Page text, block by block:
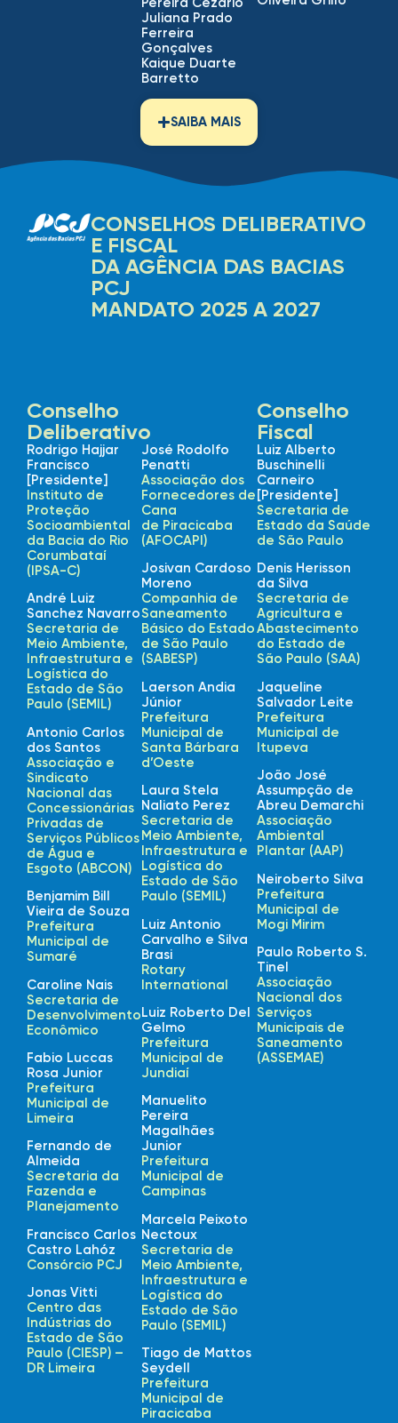
Juliana Prado
Ferreira
Gonçalves
Kaique Duarte
Barretto
SAIBA MAIS
CONSELHOS DELIBERATIVO
E FISCAL
DA AGÊNCIA DAS BACIAS
PCJ
MANDATO 2025 A 2027
Conselho
Deliberativo
Conselho
Fiscal
Rodrigo Hajjar
Francisco
[Presidente]
Instituto de
Proteção
Socioambiental
da Bacia do Rio
Corumbataí
(IPSA-C)
André Luiz
Sanchez Navarro
Secretaria de
Meio Ambiente,
Infraestrutura e
Logística do
Estado de São
Paulo (SEMIL)
Antonio Carlos
dos Santos
Associação e
Sindicato
Nacional das
Concessionárias
Privadas de
Serviços Públicos
de Água e
Esgoto (ABCON)
Benjamim Bill
Vieira de Souza
Prefeitura
Municipal de
Sumaré
Caroline Nais
Secretaria de
Desenvolvimento
Econômico
Fabio Luccas
Rosa Junior
Prefeitura
Municipal de
Limeira
Fernando de
Almeida
Secretaria da
Fazenda e
Planejamento
Francisco Carlos
Castro Lahóz
Consórcio PCJ
Jonas Vitti
Centro das
Indústrias do
Estado de São
Paulo (CIESP) –
DR Limeira
José Rodolfo
Penatti
Associação dos
Fornecedores de
Cana
de Piracicaba
(AFOCAPI)
Josivan Cardoso
Moreno
Companhia de
Saneamento
Básico do Estado
de São Paulo
(SABESP)
Laerson Andia
Júnior
Prefeitura
Municipal de
Santa Bárbara
d’Oeste
Laura Stela
Naliato Perez
Secretaria de
Meio Ambiente,
Infraestrutura e
Logística do
Estado de São
Paulo (SEMIL)
Luiz Antonio
Carvalho e Silva
Brasi
Rotary
International
Luiz Roberto Del
Gelmo
Prefeitura
Municipal de
Jundiaí
Manuelito
Pereira
Magalhães
Junior
Prefeitura
Municipal de
Campinas
Marcela Peixoto
Nectoux
Secretaria de
Meio Ambiente,
Infraestrutura e
Logística do
Estado de São
Paulo (SEMIL)
Tiago de Mattos
Seydell
Prefeitura
Municipal de
Piracicaba
Luiz Alberto
Buschinelli
Carneiro
[Presidente]
Secretaria de
Estado da Saúde
de São Paulo
Denis Herisson
da Silva
Secretaria de
Agricultura e
Abastecimento
do Estado de
São Paulo (SAA)
Jaqueline
Salvador Leite
Prefeitura
Municipal de
Itupeva
João José
Assumpção de
Abreu Demarchi
Associação
Ambiental
Plantar (AAP)
Neiroberto Silva
Prefeitura
Municipal de
Mogi Mirim
Paulo Roberto S.
Tinel
Associação
Nacional dos
Serviços
Municipais de
Saneamento
(ASSEMAE)